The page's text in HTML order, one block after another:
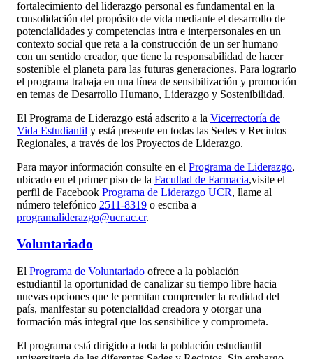
fortalecimiento del liderazgo personal es fundamental en la
consolidación del propósito de vida mediante el desarrollo de
potencialidades y competencias intra e interpersonales en un
contexto social que reta a la construcción de un ser humano
con un sentido creador, que tiene la responsabilidad de hacer
sostenible el planeta para las futuras generaciones. Para lograrlo
el programa trabaja en una línea de sensibilización y promoción
en temas de Desarrollo Humano, Liderazgo y Sostenibilidad.
El Programa de Liderazgo está adscrito a la Vicerrectoría de
Vida Estudiantil y está presente en todas las Sedes y Recintos
Regionales, a través de los Proyectos de Liderazgo.
Para mayor información consulte en el Programa de Liderazgo,
ubicado en el primer piso de la Facultad de Farmacia,visite el
perfil de Facebook Programa de Liderazgo UCR, llame al
número telefónico 2511-8319 o escriba a
programaliderazgo@ucr.ac.cr.
Voluntariado
El Programa de Voluntariado ofrece a la población
estudiantil la oportunidad de canalizar su tiempo libre hacia
nuevas opciones que le permitan comprender la realidad del
país, manifestar su potencialidad creadora y otorgar una
formación más integral que los sensibilice y comprometa.
El programa está dirigido a toda la población estudiantil